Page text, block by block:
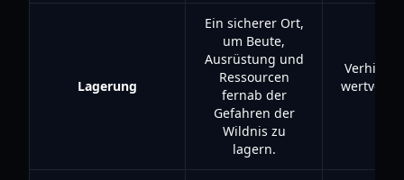
Lagerung
Ein sicherer Ort,
um Beute,
Ausrüstung und
Ressourcen
fernab der
Gefahren der
Wildnis zu
lagern.
wertvoller